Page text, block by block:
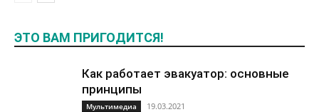
ЭТО ВАМ ПРИГОДИТСЯ!
Как работает эвакуатор: основные
принципы
Мультимедиа 19.03.2021